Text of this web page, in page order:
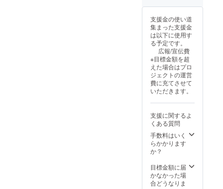
バナー
・その
他、掲
載希望
の情報
が有れ
ば可能
な限
り、ご
希望に
添うよ
うに致
しま
す。 ・
支援
時、必
ず備考
欄に希
前をご
記入く
ださ
たいサ
イトが
あれば
URL、
バナー
・掲載
方法：
文字、
ロゴ、
バナー
・その
他、掲
載希望
が有れ
ば可能
な限
り、ご
うに致
しま
す。 ・
バナー
イドエ
リア：
バナー
（バ
ナーを
縮小表
示）
・ス
マホ版
中央：
バナー
サイ
ズ：横
800px×
縦
600px
【お名
前ほか
情報掲
支援金の使い道
集まった支援金
は以下に使用す
る予定です。
広報/宣伝費
※目標金額を超
えた場合はプロ
ジェクトの運営
費に充てさせて
いただきます。
支援に関するよ
くある質問
手数料はいく
らかかります
か？
目標金額に届
かなかった場
合どうなりま